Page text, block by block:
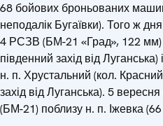
68 бойових броньованих
неподалік Бугаївки). Того ж
4 РСЗВ (БМ-21 «Град», 122 мм)
південний захід від
н. п. Хрустальний (кол.
захід від Луганська). 5
(БМ-21) поблизу н. п. Іжевка (66